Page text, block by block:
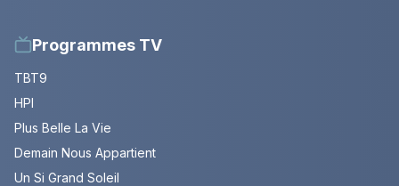
Programmes TV
TBT9
HPI
Plus Belle La Vie
Demain Nous Appartient
Un Si Grand Soleil